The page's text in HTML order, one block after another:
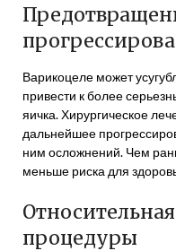
Варикоцеле может
привести к более
яичка. Хирургическое
дальнейшее
ним осложнений. Чем
меньше риска для
процедуры